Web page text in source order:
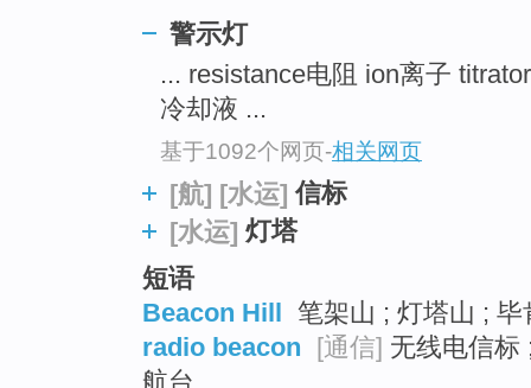
警示灯
... resistance电阻 ion离子
冷却液 ...
基于1092个网页-相关网页
[航] [水运] 信标
[水运] 灯塔
短语
Beacon Hill 笔架山 ; 灯塔山 ;
radio beacon [通信] 无线电信
航台